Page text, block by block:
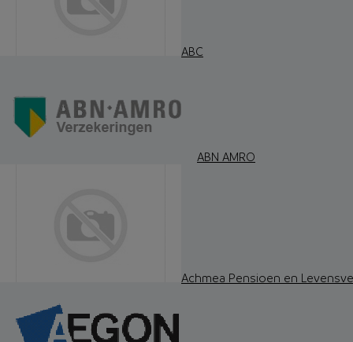
ABC
ABN AMRO
Achmea Pensioen en